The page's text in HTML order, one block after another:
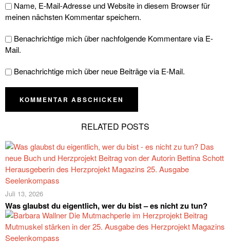
Name, E-Mail-Adresse und Website in diesem Browser für
meinen nächsten Kommentar speichern.
Benachrichtige mich über nachfolgende Kommentare via E-
Mail.
Benachrichtige mich über neue Beiträge via E-Mail.
RELATED POSTS
Juli 13, 2026
Was glaubst du eigentlich, wer du bist – es nicht zu tun?